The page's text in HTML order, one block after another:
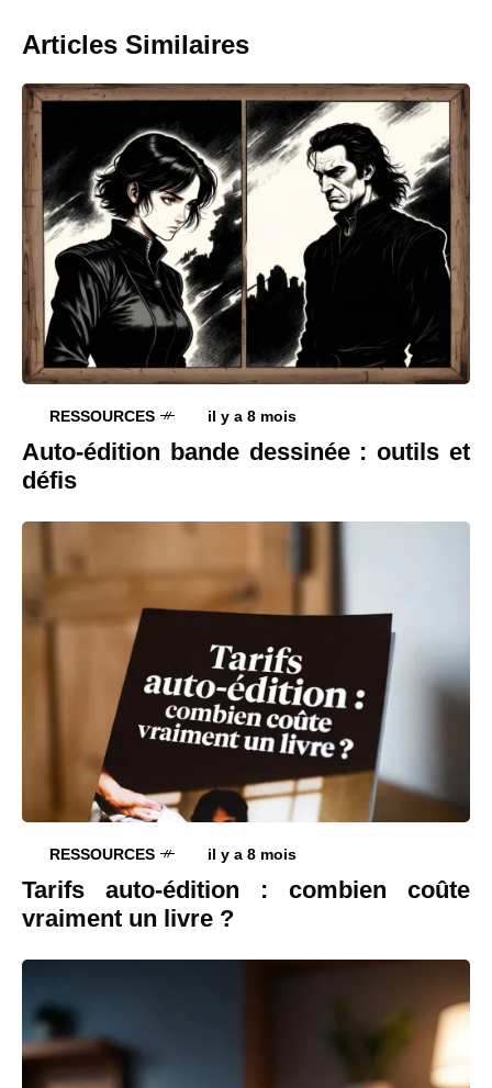
Articles Similaires
RESSOURCES il y a 8 mois
Auto-édition bande dessinée : outils et
défis
RESSOURCES il y a 8 mois
Tarifs auto-édition : combien coûte
vraiment un livre ?